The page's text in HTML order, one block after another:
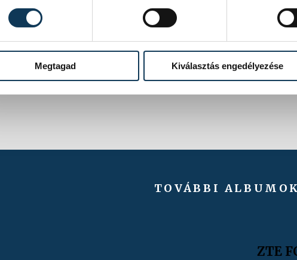
Megtagad Kiválasztás engedélyezése
TOVÁBBI ALBUMOK
ZTE